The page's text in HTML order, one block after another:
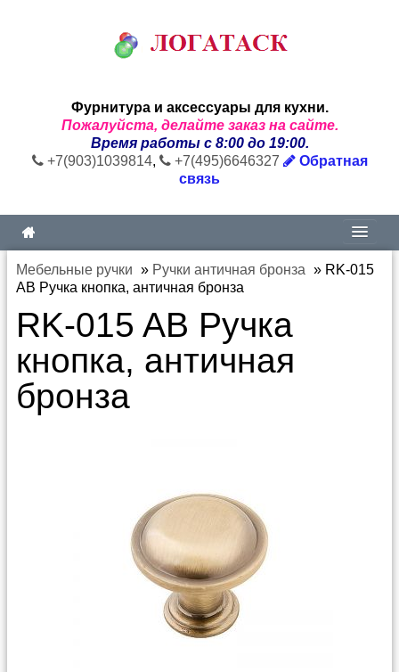
Фурнитура и аксессуары для кухни.
Пожалуйста, делайте заказ на сайте.
Время работы с 8:00 до 19:00.
+7(903)1039814, +7(495)6646327
Обратная
связь
Мебельные ручки » Ручки античная бронза » RK-015
AB Ручка кнопка, античная бронза
RK-015 AB Ручка
кнопка, античная
бронза